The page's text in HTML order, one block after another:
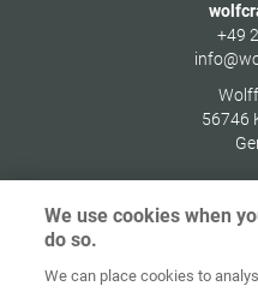
+49
56746
Αρχική Επικοινωνία
We use cookies when
do so.
We can place cookies to